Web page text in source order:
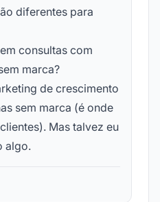
diferentes para
consultas com
marca?
de crescimento
sem marca (é onde
Mas talvez eu
algo.